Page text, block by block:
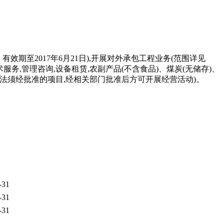
效期至2017年6月21日),开展对外承包工程业务(范围详见
务,管理咨询,设备租赁,农副产品(不含食品)、煤炭(无储存)、
经批准的项目,经相关部门批准后方可开展经营活动)。